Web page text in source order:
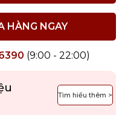
HÀNG NGAY
(9:00 - 22:00)
Tìm hiểu thêm >